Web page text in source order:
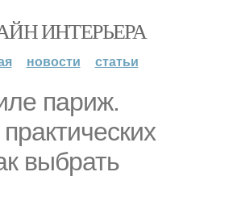
ИНТЕРЬЕРА
новости статьи
париж.
выбрать